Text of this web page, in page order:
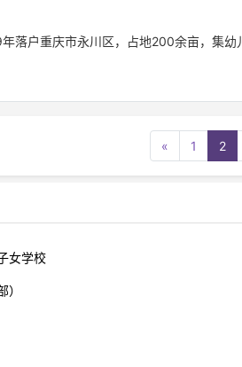
落户重庆市永川区，占地200余亩，集幼
« 1 2
女学校